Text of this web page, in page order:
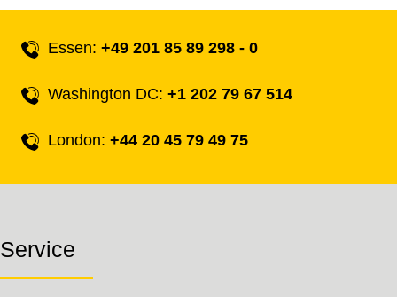
Essen:+49 201 85 89 298 - 0
Washington DC:+1 202 79 67 514
London:+44 20 45 79 49 75
Service